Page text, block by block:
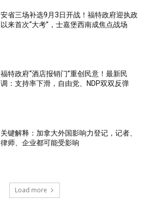
安省三场补选9月3日开战！福特政府迎执政
以来首次“大考”，士嘉堡西南成焦点战场
福特政府“酒店报销门”重创民意！最新民
调：支持率下滑，自由党、NDP双双反弹
关键解释：加拿大外国影响力登记，记者、
律师、企业都可能受影响
Load more